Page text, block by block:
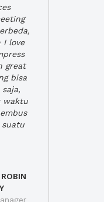
I love
great
bisa
waktu